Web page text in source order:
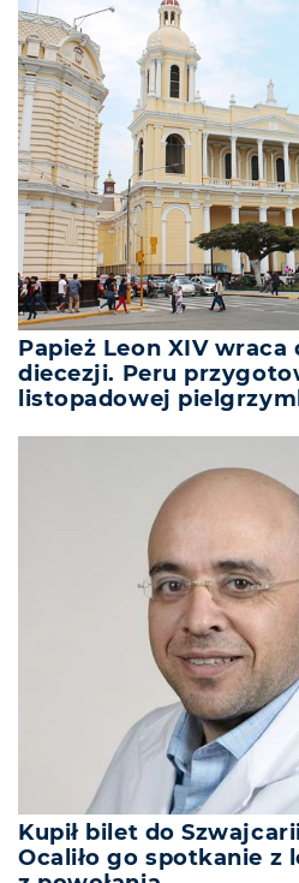
Papież Leon XIV
diecezji. Peru
listopadowej
Kupił bilet do
Ocaliło go spotkanie z